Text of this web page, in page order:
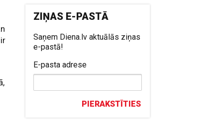
ZIŅAS E-PASTĀ
Saņem Diena.lv aktuālās ziņas
e-pastā!
E-pasta adrese
PIERAKSTĪTIES